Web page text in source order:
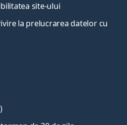
site-ului
la prelucrarea datelor cu